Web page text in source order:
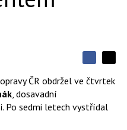
S
d
l
S
í
j
d
í
ČR obdržel ve čtvrtek
, dosavadní
Po sedmi letech vystřídal